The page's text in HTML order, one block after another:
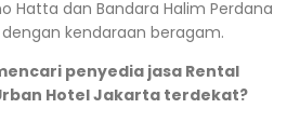
Hatta dan Bandara Halim Perdana
kendaraan beragam.
penyedia jasa Rental
Hotel Jakarta terdekat?